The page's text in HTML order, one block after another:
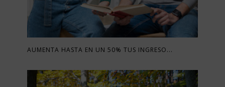
AUMENTA HASTA EN UN 50% TUS INGRESO...